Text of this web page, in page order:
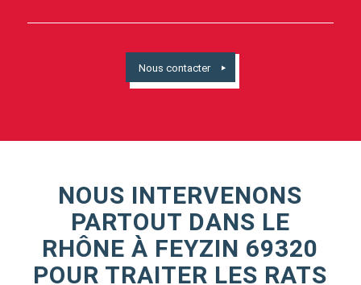
Nous contacter
NOUS INTERVENONS
PARTOUT DANS LE
RHÔNE À FEYZIN 69320
POUR TRAITER LES RATS